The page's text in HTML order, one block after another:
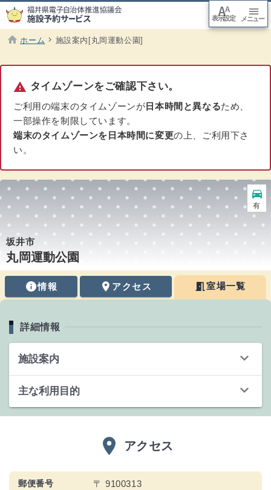
font_adjuster
表示設定
menu
メニュー
home ホーム chevron_right 施設案内[丸岡運動公園]
warning タイムゾーンをご確認下さい。
ご利用の端末のタイムゾーンが 日本時間と異なるため、
一部操作を制限しています。
端末のタイムゾーンを日本時間に変更の上、ご利用下さ
い。
坂井市
丸岡運動公園
directions_car
有
info情報 place アクセス meeting_room室場一覧
詳細情報
施設案内 keyboard_arrow_down
主な利用目的 keyboard_arrow_down
place アクセス
郵便番号 〒 9100313